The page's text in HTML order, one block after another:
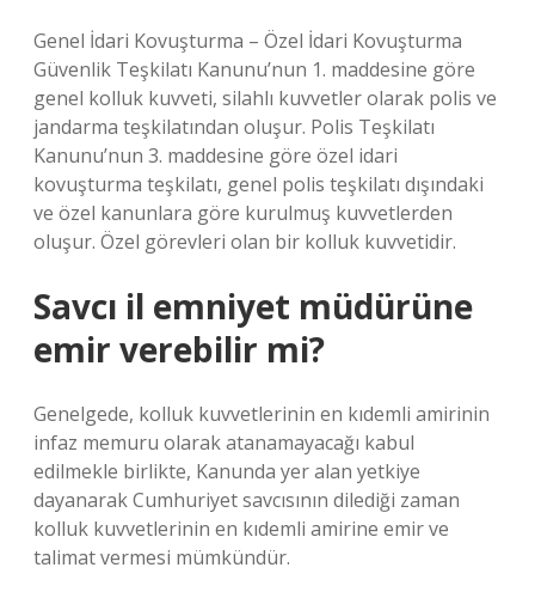
Genel İdari Kovuşturma – Özel İdari Kovuşturma
Güvenlik Teşkilatı Kanunu’nun 1. maddesine göre
genel kolluk kuvveti, silahlı kuvvetler olarak polis ve
jandarma teşkilatından oluşur. Polis Teşkilatı
Kanunu’nun 3. maddesine göre özel idari
kovuşturma teşkilatı, genel polis teşkilatı dışındaki
ve özel kanunlara göre kurulmuş kuvvetlerden
oluşur. Özel görevleri olan bir kolluk kuvvetidir.
Savcı il emniyet müdürüne
emir verebilir mi?
Genelgede, kolluk kuvvetlerinin en kıdemli amirinin
infaz memuru olarak atanamayacağı kabul
edilmekle birlikte, Kanunda yer alan yetkiye
dayanarak Cumhuriyet savcısının dilediği zaman
kolluk kuvvetlerinin en kıdemli amirine emir ve
talimat vermesi mümkündür.